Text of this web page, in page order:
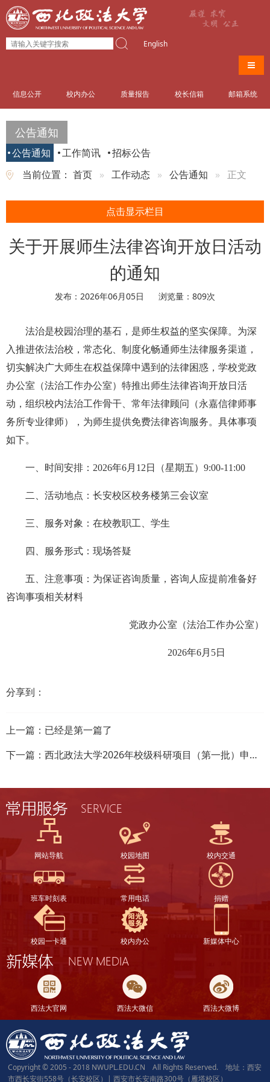
English
导航
信息公开 校内办公 质量报告 校长信箱 邮箱系统
公告通知
公告通知 工作简讯
招标公告
当前位置： 首页 工作动态 公告通知 正文
点击显示栏目
关于开展师生法律咨询开放日活动
的通知
发布：2026年06月05日 浏览量： 809次
法治是校园治理的基石，是师生权益的坚实保障。为深
入推进依法治校，常态化、制度化畅通师生法律服务渠道，
切实解决广大师生在权益保障中遇到的法律困惑，学校党政
办公室（法治工作办公室）特推出师生法律咨询开放日活
动，组织校内法治工作骨干、常年法律顾问（永嘉信律师事
务所专业律师），为师生提供免费法律咨询服务。具体事项
如下。
一、时间安排：2026年6月12日（星期五）9:00-11:00
二、活动地点：长安校区校务楼第三会议室
三、服务对象：在校教职工、学生
四、服务形式：现场答疑
五、注意事项：为保证咨询质量，咨询人应提前准备好
咨询事项相关材料
党政办公室（法治工作办公室）
2026年6月5日
分享到：
上一篇：已经是第一篇了
下一篇： 西北政法大学2026年校级科研项目（第一批）申报通知
网站导航 校园地图 校内交通
班车时刻表 常用电话 捐赠
校园一卡通 校内办公 新媒体中心
西法大官网 西法大微信 西法大微博
Copyright © 2005 - 2018 NWUPL.EDU.CN All Rights Reserved. 地址：西安
市西长安街558号（长安校区）| 西安市长安南路300号（雁塔校区）